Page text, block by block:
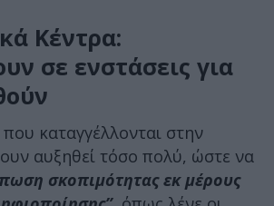
Κέντρα:
σε ενστάσεις για
καταγγέλλονται στην
αυξηθεί τόσο πολύ, ώστε να
σκοπιμότητας εκ μέρους